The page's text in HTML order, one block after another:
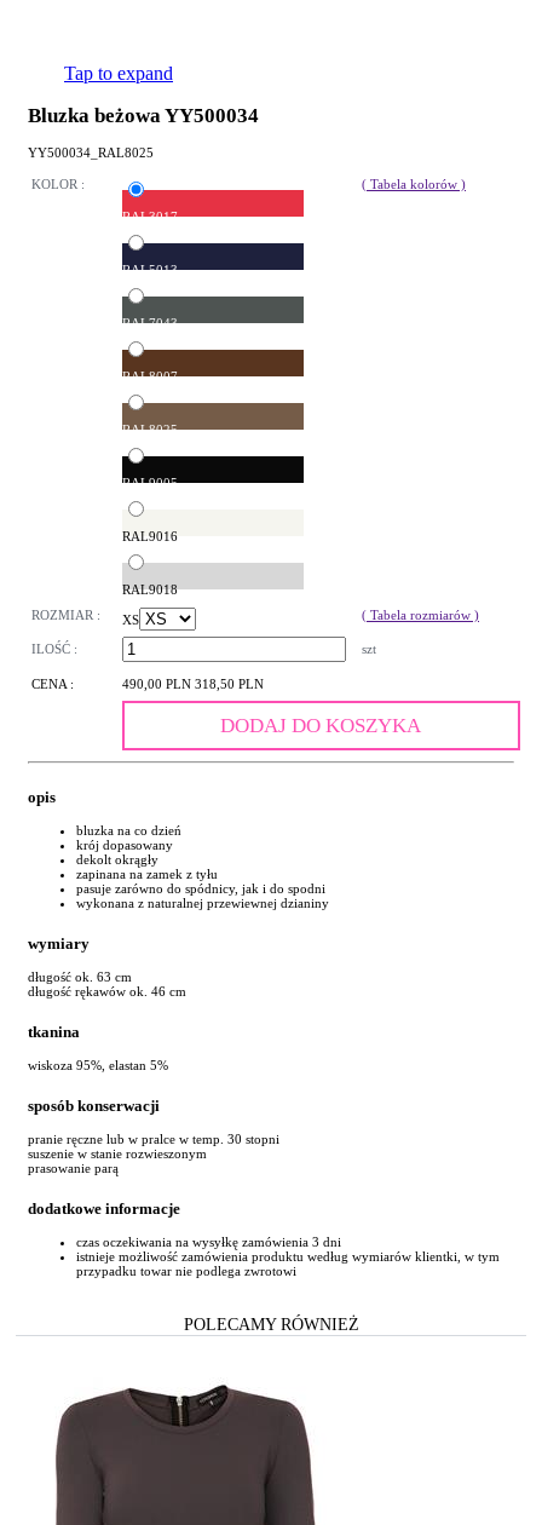
Tap to expand
Bluzka beżowa YY500034
YY500034_RAL8025
KOLOR :
RAL3017
RAL5013
RAL7043
RAL8007
RAL8025
RAL9005
RAL9016
RAL9018
( Tabela kolorów )
ROZMIAR : XS ( Tabela rozmiarów )
ILOŚĆ : szt
CENA : 490,00 PLN 318,50 PLN
DODAJ DO KOSZYKA
opis
bluzka na co dzień
krój dopasowany
dekolt okrągły
zapinana na zamek z tyłu
pasuje zarówno do spódnicy, jak i do spodni
wykonana z naturalnej przewiewnej dzianiny
wymiary
długość ok. 63 cm
długość rękawów ok. 46 cm
tkanina
wiskoza 95%, elastan 5%
sposób konserwacji
pranie ręczne lub w pralce w temp. 30 stopni
suszenie w stanie rozwieszonym
prasowanie parą
dodatkowe informacje
czas oczekiwania na wysyłkę zamówienia 3 dni
istnieje możliwość zamówienia produktu według wymiarów klientki, w tym
przypadku towar nie podlega zwrotowi
POLECAMY RÓWNIEŻ